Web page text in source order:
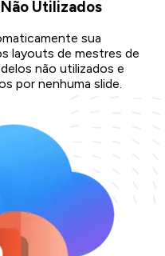
Utilizados
sua
layouts de mestres de
não utilizados e
por nenhuma slide.